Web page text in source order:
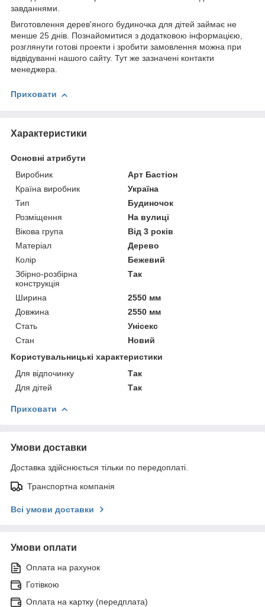
завданнями.
Виготовлення дерев'яного будиночка для дітей займає не
менше 25 днів. Познайомитися з додатковою інформацією,
розглянути готові проекти і зробити замовлення можна при
відвідуванні нашого сайту. Тут же зазначені контакти
менеджера.
Приховати
Характеристики
Основні атрибути
Виробник
Арт Бастіон
Країна виробник
Україна
Тип
Будиночок
Розміщення
На вулиці
Вікова група
Від 3 років
Матеріал
Дерево
Колір
Бежевий
Збірно-розбірна
конструкція
Так
Ширина
2550 мм
Довжина
2550 мм
Стать
Унісекс
Стан
Новий
Користувальницькі характеристики
Для відпочинку
Так
Для дітей
Так
Приховати
Умови доставки
Доставка здійснюється тільки по передоплаті.
Транспортна компанія
Всі умови доставки
Умови оплати
Оплата на рахунок
Готівкою
Оплата на картку (передплата)